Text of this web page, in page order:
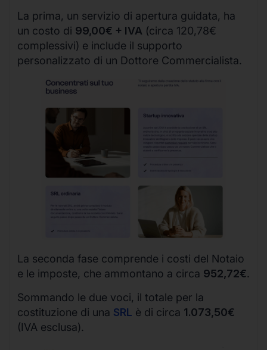
La prima, un servizio di apertura guidata, ha
un costo di 99,00€ + IVA (circa 120,78€
complessivi) e include il supporto
personalizzato di un Dottore Commercialista.
La seconda fase comprende i costi del Notaio
e le imposte, che ammontano a circa 952,72€.
Sommando le due voci, il totale per la
costituzione di una SRL è di circa 1.073,50€
(IVA esclusa).